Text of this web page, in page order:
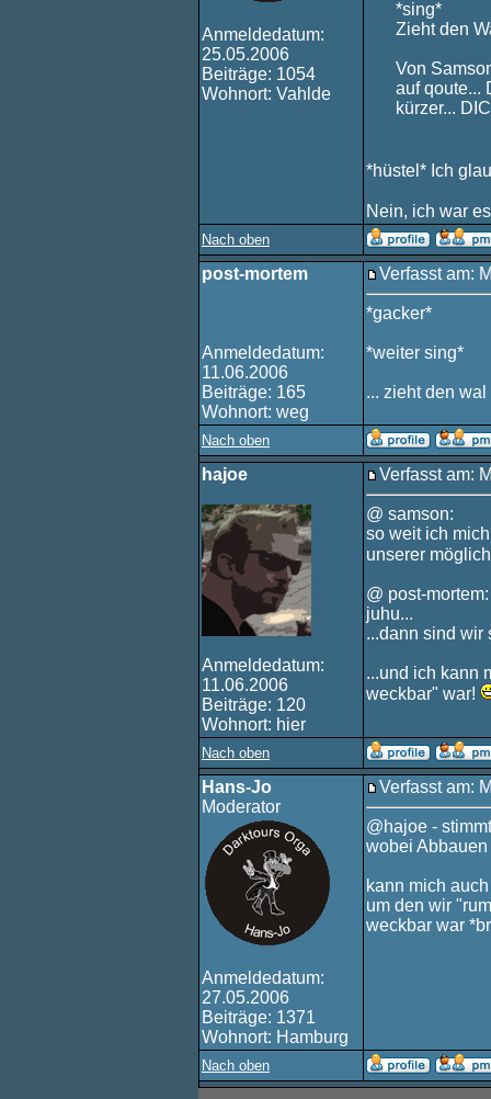
Anmeldedatum:
25.05.2006
Beiträge: 1054
Wohnort: Vahlde
*sing*
Zieht den
Von
auf qoute...
kürzer...
*hüstel* Ich
Nein, ich war
Nach oben
post-mortem
Anmeldedatum:
11.06.2006
Beiträge: 165
Wohnort: weg
Verfasst am:
*gacker*
*weiter sing*
... zieht den
Nach oben
hajoe
Anmeldedatum:
11.06.2006
Beiträge: 120
Wohnort: hier
Verfasst am:
@ samson:
so weit ich
unserer
@ post-mortem:
juhu...
...dann sind wir
...und ich kann
weckbar" war!
Nach oben
Hans-Jo
Moderator
Anmeldedatum:
27.05.2006
Beiträge: 1371
Wohnort: Hamburg
Verfasst am:
@hajoe -
wobei
kann mich
um den wir
weckbar war
Nach oben